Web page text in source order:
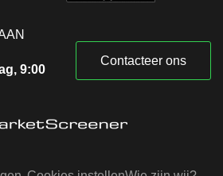
9:00
Contacteer ons